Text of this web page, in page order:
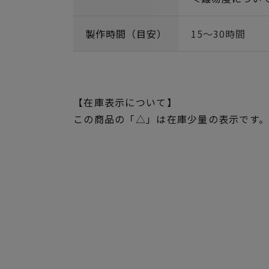
製作時間（目安） 15～30時間
【在庫表示について】
この商品の「△」は在庫少量の表示です。